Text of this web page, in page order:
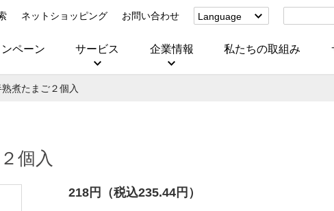
ネットショッピング お問い合わせ
Language
(Corporate)
ペーン サービス 企業情報 私たちの取組み
まご２個入
入
218円（税込235.44円）